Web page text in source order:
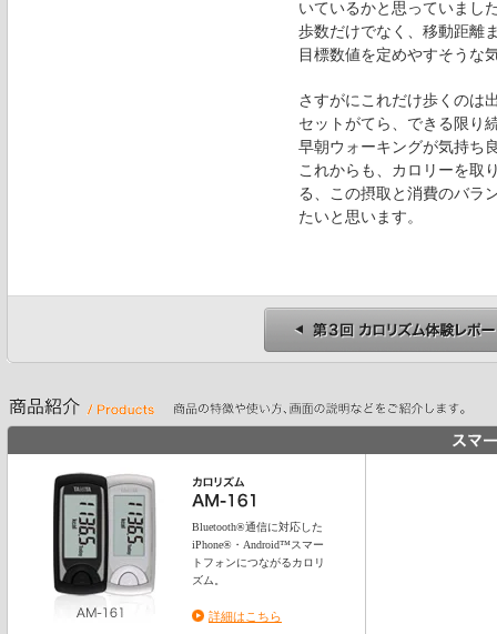
いているかと思っていまし
歩数だけでなく、移動距離
目標数値を定めやすそうな
さすがにこれだけ歩くのは
セットがてら、できる限り
早朝ウォーキングが気持ち
これからも、カロリーを取
る、この摂取と消費のバラ
たいと思います。
Bluetooth®通信に対応した
iPhone®・Android™スマー
トフォンにつながるカロリ
ズム。
詳細はこちら